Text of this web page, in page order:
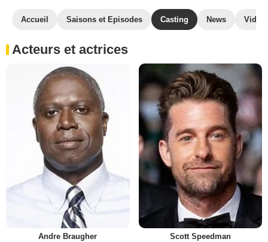
Accueil Saisons et Episodes Casting News
Acteurs et actrices
Andre Braugher Scott Speedman